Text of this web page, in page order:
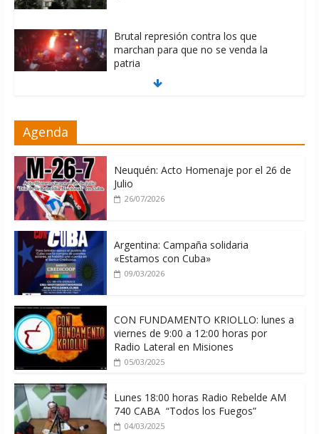
Brutal represión contra los que
marchan para que no se venda la
patria
06/08/2026
06/08/2026
Agenda
Neuquén: Acto Homenaje por el 26 de
Julio
26/07/2026
Argentina: Campaña solidaria
«Estamos con Cuba»
09/03/2026
CON FUNDAMENTO KRIOLLO: lunes a
viernes de 9:00 a 12:00 horas por
Radio Lateral en Misiones
05/03/2025
Lunes 18:00 horas Radio Rebelde AM
740 CABA “Todos los Fuegos”
04/03/2025